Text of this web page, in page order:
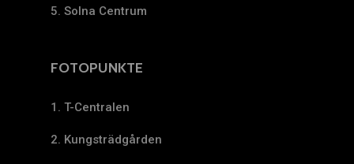
5. Solna Centrum
FOTOPUNKTE
1. T-Centralen
2. Kungsträdgården